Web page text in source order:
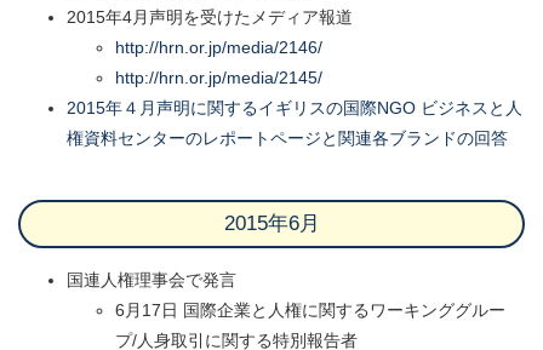
2015年4月声明を受けたメディア報道
http://hrn.or.jp/media/2146/
http://hrn.or.jp/media/2145/
2015年４月声明に関するイギリスの国際NGO ビジネスと人
権資料センターのレポートページと関連各ブランドの回答
2015年6月
国連人権理事会で発言
6月17日 国際企業と人権に関するワーキンググルー
プ/人身取引に関する特別報告者